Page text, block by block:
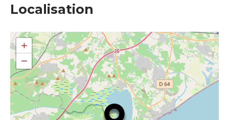
Localisation
+
−